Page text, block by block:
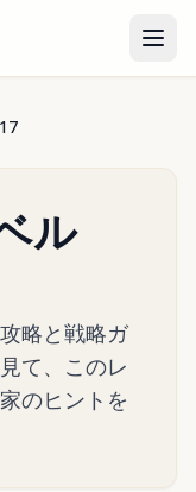
ル
略と戦略ガ
て、このレ
のヒントを